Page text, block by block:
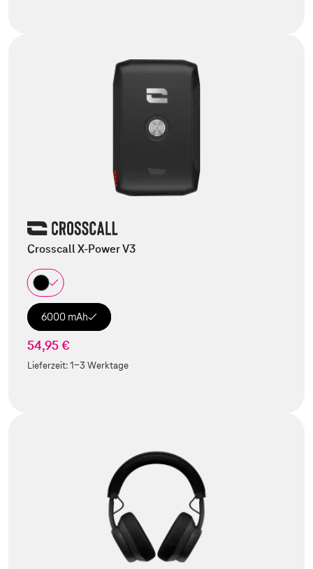
Crosscall X-Power V3
6000 mAh
54,95 €
Lieferzeit:1-3 Werktage